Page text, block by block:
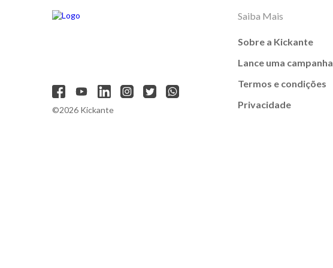
©2026 Kickante
Saiba Mais
Sobre a Kickante
Lance uma campanha
Termos e condições
Privacidade